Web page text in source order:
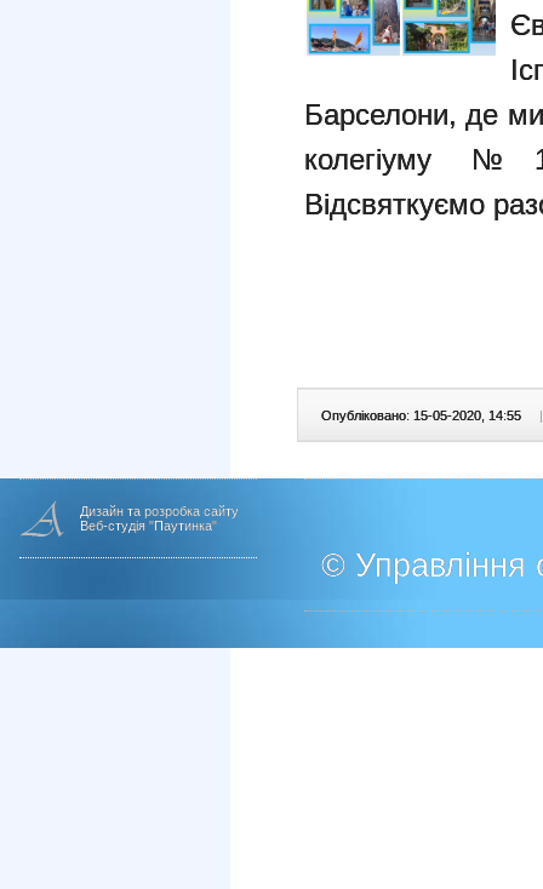
Барселони, де
колегіуму
Відсвяткуємо
Опубліковано: 15-05-2020, 14:55 |
Дизайн та розробка сайту
Веб-студія "Паутинка"
© Управління